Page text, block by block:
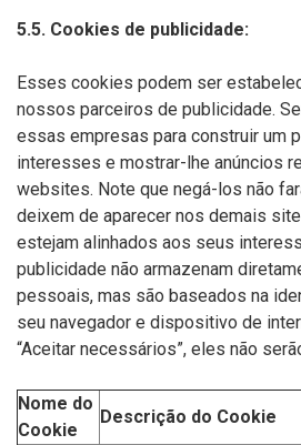
5.5. Cookies de publicidade:
Esses cookies podem ser
nossos parceiros de publicidade.
essas empresas para construir um
interesses e mostrar-lhe anúncios
websites. Note que negá-los não
deixem de aparecer nos demais
estejam alinhados aos seus
publicidade não armazenam
pessoais, mas são baseados na
seu navegador e dispositivo de
“Aceitar necessários”, eles não
Nome do
Cookie
Descrição do Cookie